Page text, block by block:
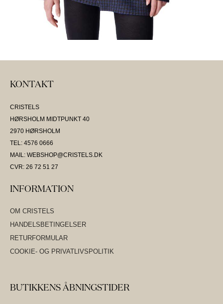
KONTAKT
CRISTELS
HØRSHOLM MIDTPUNKT 40
2970 HØRSHOLM
TEL: 4576 0666
MAIL: WEBSHOP@CRISTELS.DK
CVR: 26 72 51 27
INFORMATION
OM CRISTELS
HANDELSBETINGELSER
RETURFORMULAR
COOKIE- OG PRIVATLIVSPOLITIK
BUTIKKENS ÅBNINGSTIDER